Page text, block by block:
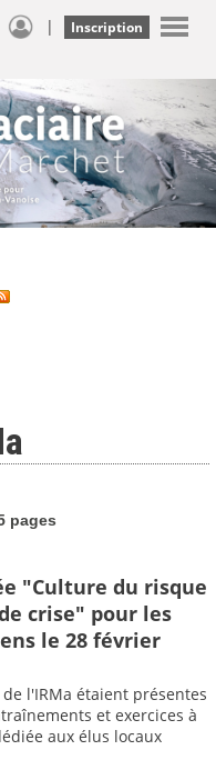
| Inscription
pages
"Culture du risque
crise" pour les
le 28 février
l'IRMa étaient présentes
et exercices à
aux élus locaux